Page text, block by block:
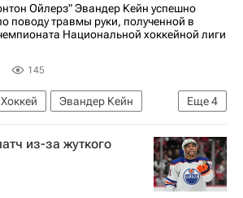
Ойлерз" Эвандер Кейн успешно
поводу травмы руки, полученной в
Национальной хоккейной лиги
145
Еще4
Хоккей
Эвандер Кейн
Тампа-Бэй Лайтнинг
из-за жуткого